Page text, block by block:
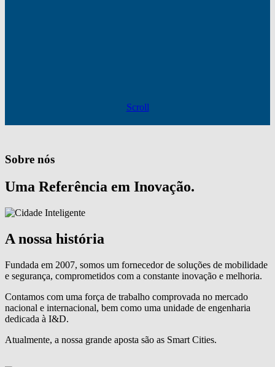
Scroll
Sobre nós
Uma Referência em Inovação.
A nossa história
Fundada em 2007, somos um fornecedor de soluções de mobilidade
e segurança, comprometidos com a constante inovação e melhoria.
Contamos com uma força de trabalho comprovada no mercado
nacional e internacional, bem como uma unidade de engenharia
dedicada à I&D.
Atualmente, a nossa grande aposta são as Smart Cities.